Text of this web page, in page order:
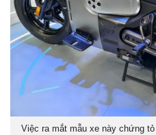
Việc ra mắt mẫu xe này chứng